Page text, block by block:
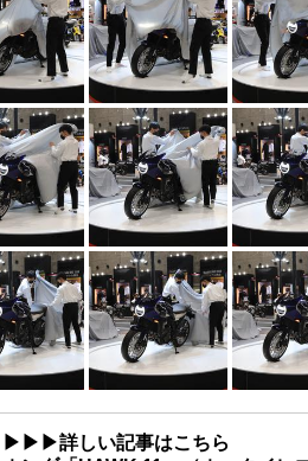
▶▶▶詳しい記事はこちら